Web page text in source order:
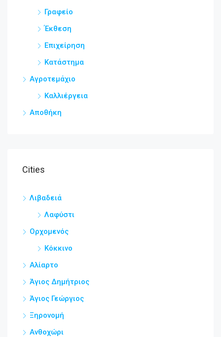
Γραφείο
Έκθεση
Επιχείρηση
Κατάστημα
Αγροτεμάχιο
Καλλιέργεια
Αποθήκη
Cities
Λιβαδειά
Λαφύστι
Ορχομενός
Κόκκινο
Αλίαρτο
Άγιος Δημήτριος
Άγιος Γεώργιος
Ξηρονομή
Ανθοχώρι